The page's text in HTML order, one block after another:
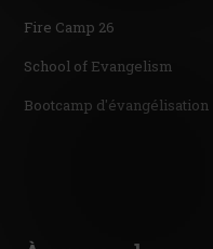
Fire Camp 26
School of Evangelism
Bootcamp d'évangélisation